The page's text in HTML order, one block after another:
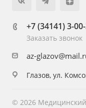
+7 (34141) 3-
Заказать звонок
az-
Глазов, ул.
© 2026